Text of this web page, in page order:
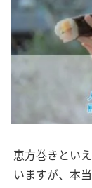
恵方巻きとい
いますが、本